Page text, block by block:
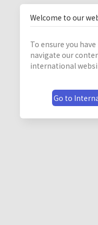
Welcome to our
To ensure you
navigate our
international
Go to